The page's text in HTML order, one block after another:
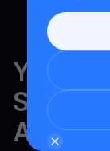
Suisse,